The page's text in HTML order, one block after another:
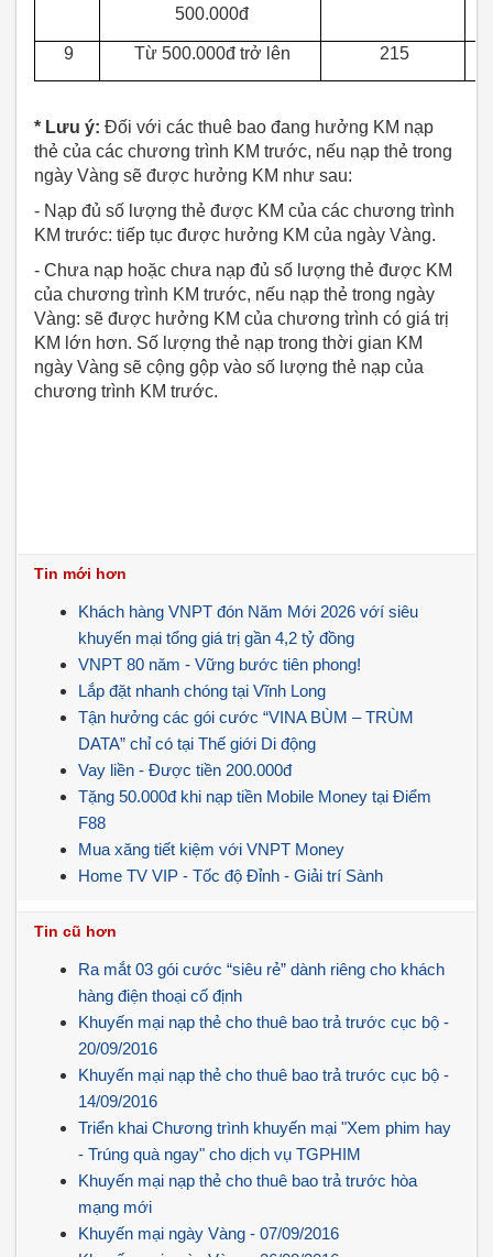
500.000đ
9 Từ 500.000đ trở lên 215
* Lưu ý: Đối với các thuê bao đang hưởng KM nạp
thẻ của các chương trình KM trước, nếu nạp thẻ trong
ngày Vàng sẽ được hưởng KM như sau:
- Nạp đủ số lượng thẻ được KM của các chương trình
KM trước: tiếp tục được hưởng KM của ngày Vàng.
- Chưa nạp hoặc chưa nạp đủ số lượng thẻ được KM
của chương trình KM trước, nếu nạp thẻ trong ngày
Vàng: sẽ được hưởng KM của chương trình có giá trị
KM lớn hơn. Số lượng thẻ nạp trong thời gian KM
ngày Vàng sẽ cộng gộp vào số lượng thẻ nạp của
chương trình KM trước.
Tin mới hơn
Khách hàng VNPT đón Năm Mới 2026 vớí siêu
khuyến mại tổng giá trị gần 4,2 tỷ đồng
VNPT 80 năm - Vững bước tiên phong!
Lắp đặt nhanh chóng tại Vĩnh Long
Tận hưởng các gói cước “VINA BÙM – TRÙM
DATA” chỉ có tại Thế giới Di động
Vay liền - Được tiền 200.000đ
Tặng 50.000đ khi nạp tiền Mobile Money tại Điểm
F88
Mua xăng tiết kiệm với VNPT Money
Home TV VIP - Tốc độ Đỉnh - Giải trí Sành
Tin cũ hơn
Ra mắt 03 gói cước “siêu rẻ” dành riêng cho khách
hàng điện thoại cố định
Khuyến mại nạp thẻ cho thuê bao trả trước cục bộ -
20/09/2016
Khuyến mại nạp thẻ cho thuê bao trả trước cục bộ -
14/09/2016
Triển khai Chương trình khuyến mại "Xem phim hay
- Trúng quà ngay" cho dịch vụ TGPHIM
Khuyến mại nạp thẻ cho thuê bao trả trước hòa
mạng mới
Khuyến mại ngày Vàng - 07/09/2016